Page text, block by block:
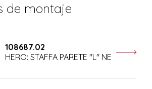
de montaje
108687.02
HERO: STAFFA PARETE "L" NE